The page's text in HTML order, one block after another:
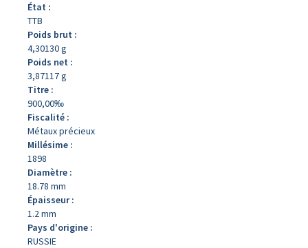
État :
TTB
Poids brut :
4,30130 g
Poids net :
3,87117 g
Titre :
900,00‰
Fiscalité :
Métaux précieux
Millésime :
1898
Diamètre :
18.78 mm
Épaisseur :
1.2 mm
Pays d'origine :
RUSSIE